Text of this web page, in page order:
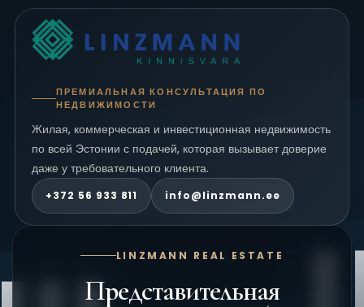
ПРЕМИАЛЬНАЯ КОНСУЛЬТАЦИЯ ПО
НЕДВИЖИМОСТИ
Жилая, коммерческая и инвестиционная недвижимость
по всей Эстонии с подачей, которая вызывает доверие
даже у требовательного клиента.
+372 56 933 811 info@linzmann.ee
LINZMANN REAL ESTATE
Представительная